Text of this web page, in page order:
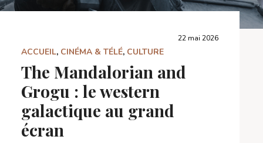
22 mai 2026
ACCUEIL, CINÉMA & TÉLÉ, CULTURE
The Mandalorian and
Grogu : le western
galactique au grand
écran